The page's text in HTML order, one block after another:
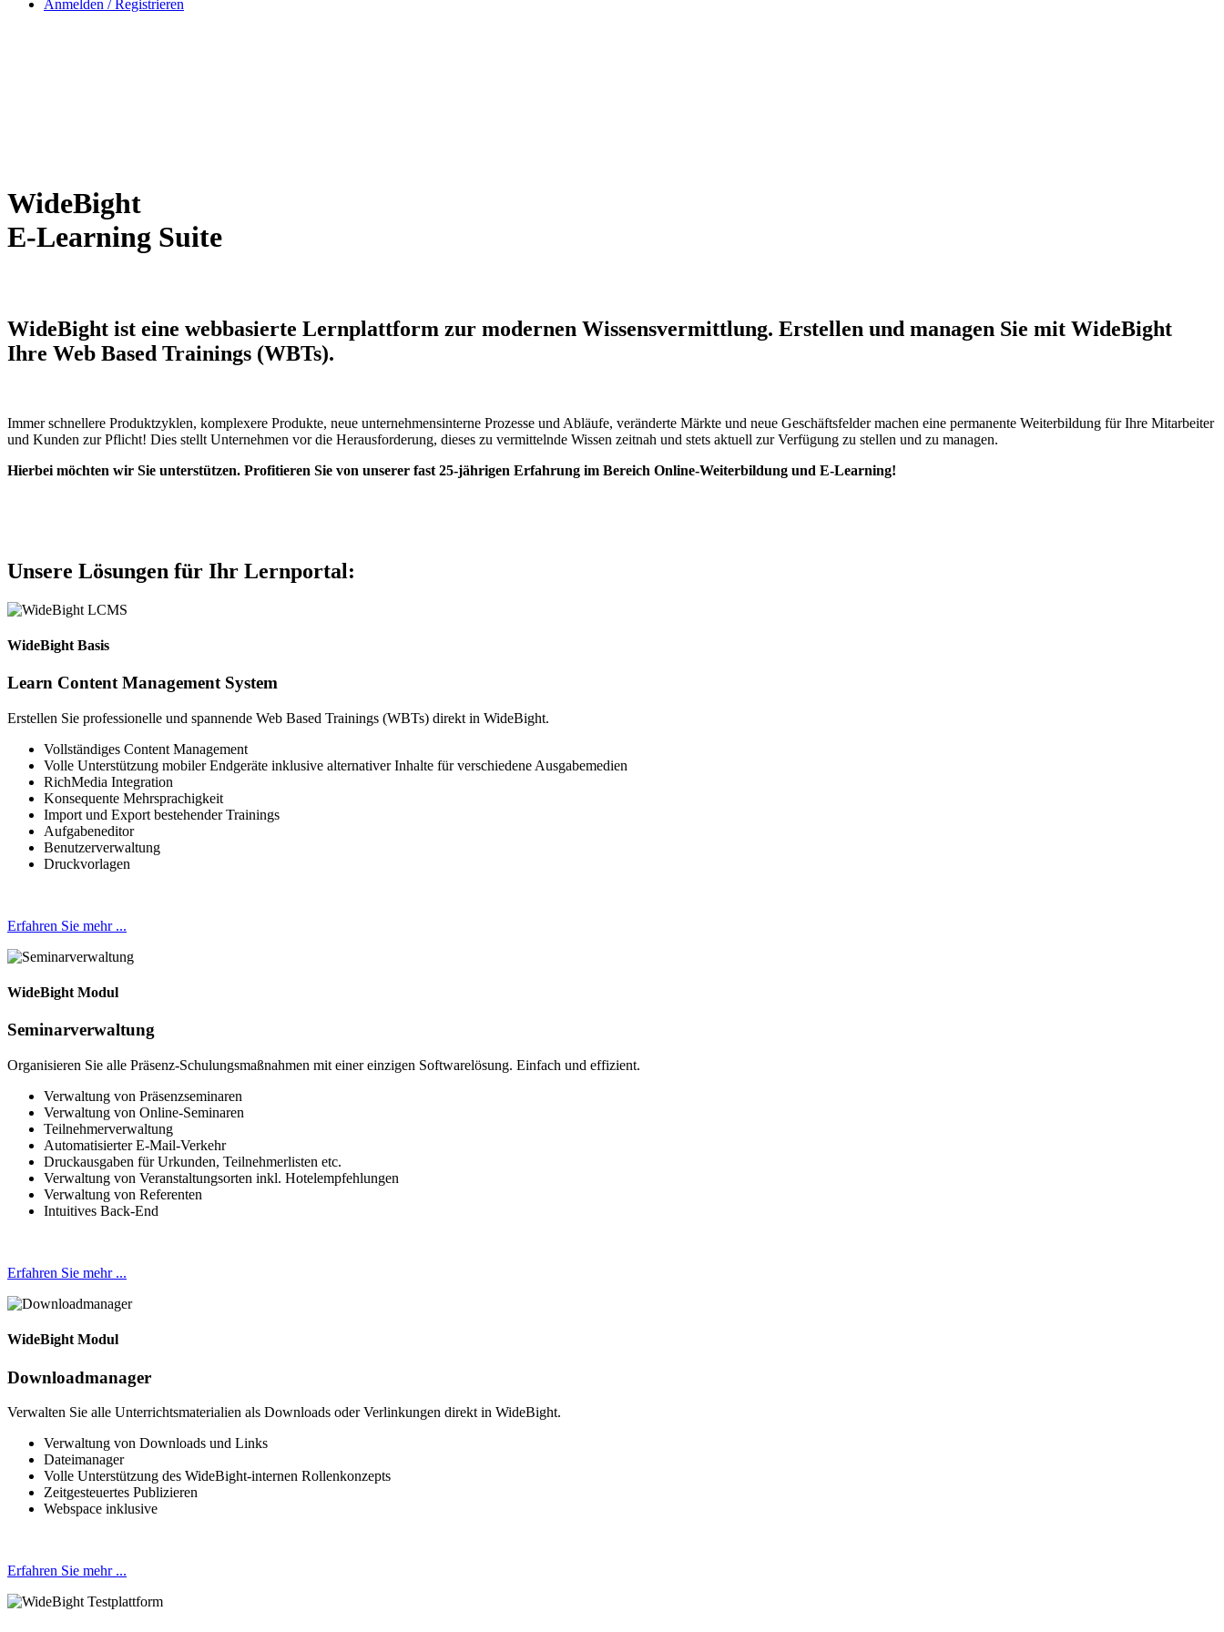
Anmelden / Registrieren
WideBight
E-Learning Suite
WideBight ist eine webbasierte Lernplattform zur modernen Wissensvermittlung. Erstellen und managen Sie mit WideBight
Ihre Web Based Trainings (WBTs).
Immer schnellere Produktzyklen, komplexere Produkte, neue unternehmensinterne Prozesse und Abläufe, veränderte Märkte und neue Geschäftsfelder machen eine permanente Weiterbildung für Ihre Mitarbeiter
und Kunden zur Pflicht! Dies stellt Unternehmen vor die Herausforderung, dieses zu vermittelnde Wissen zeitnah und stets aktuell zur Verfügung zu stellen und zu managen.
Hierbei möchten wir Sie unterstützen. Profitieren Sie von unserer fast 25-jährigen Erfahrung im Bereich Online-Weiterbildung und E-Learning!
Unsere Lösungen für Ihr Lernportal:
WideBight Basis
Learn Content Management System
Erstellen Sie professionelle und spannende Web Based Trainings (WBTs) direkt in WideBight.
Vollständiges Content Management
Volle Unterstützung mobiler Endgeräte inklusive alternativer Inhalte für verschiedene Ausgabemedien
RichMedia Integration
Konsequente Mehrsprachigkeit
Import und Export bestehender Trainings
Aufgabeneditor
Benutzerverwaltung
Druckvorlagen
Erfahren Sie mehr ...
WideBight Modul
Seminarverwaltung
Organisieren Sie alle Präsenz-Schulungsmaßnahmen mit einer einzigen Softwarelösung. Einfach und effizient.
Verwaltung von Präsenzseminaren
Verwaltung von Online-Seminaren
Teilnehmerverwaltung
Automatisierter E-Mail-Verkehr
Druckausgaben für Urkunden, Teilnehmerlisten etc.
Verwaltung von Veranstaltungsorten inkl. Hotelempfehlungen
Verwaltung von Referenten
Intuitives Back-End
Erfahren Sie mehr ...
WideBight Modul
Downloadmanager
Verwalten Sie alle Unterrichtsmaterialien als Downloads oder Verlinkungen direkt in WideBight.
Verwaltung von Downloads und Links
Dateimanager
Volle Unterstützung des WideBight-internen Rollenkonzepts
Zeitgesteuertes Publizieren
Webspace inklusive
Erfahren Sie mehr ...